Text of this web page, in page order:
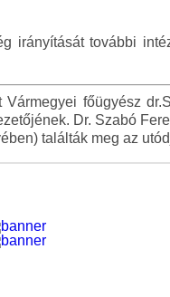
irányítását további
főügyész
Dr. Szabó
találták meg az